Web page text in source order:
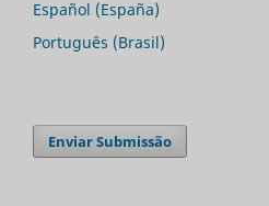
Español (España)
Português (Brasil)
Enviar Submissão